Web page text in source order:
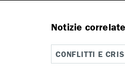
Notizie
CONFLITTI E